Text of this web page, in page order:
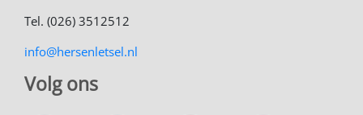
Tel. (026) 3512512
info@hersenletsel.nl
Volg ons